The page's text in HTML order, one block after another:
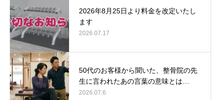
2026年8月25日より料金を改定いたし
ます
2026.07.17
50代のお客様から聞いた、整骨院の先
生に言われたあの言葉の意味とは…
2026.07.6